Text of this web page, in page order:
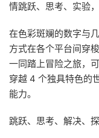
情跳跃、思考、实验
在色彩斑斓的数字与
方式在各个平台间穿
一同踏上冒险之旅，
穿越 4 个独具特色的
能力。
跳跃、思考、解决、